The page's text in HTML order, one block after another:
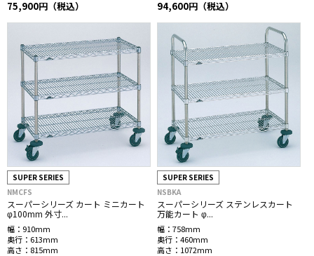
75,900円（税込） 94,600円（税込）
SUPER SERIES
NMCFS
スーパーシリーズ カート ミニカート
φ100mm 外寸...
幅： 910mm
奥行： 613mm
高さ： 815mm
SUPER SERIES
NSBKA
スーパーシリーズ ステンレスカート
万能カート φ...
幅： 758mm
奥行： 460mm
高さ： 1072mm